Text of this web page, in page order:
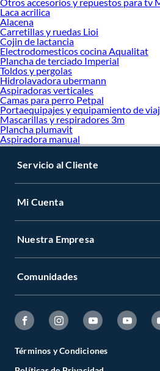
Laca acrilica
Alacena
Carretillas y ruedas Lioi
Cojin de lactancia
Electrodomesticos cocina Aqualitat
Plancha de terciado Imperial
Toldos y pergolas
Hidrolavadora ubermann
Aspiradoras verticales
Camas para perro Petpal
Portaequipajes y equipamiento de
Mascarillas y respiradores 3m
Plancha plumavit
Aspiradora manual
Servicio al Cliente
Mi Cuenta
Nuestra Empresa
Comunidades
Términos y Condiciones